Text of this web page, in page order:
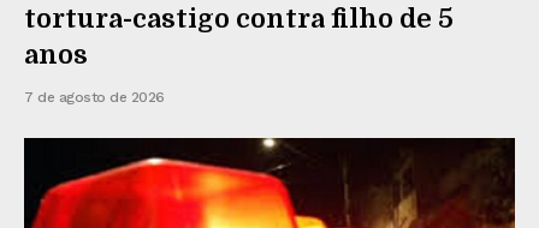
tortura-castigo contra filho de 5
anos
7 de agosto de 2026